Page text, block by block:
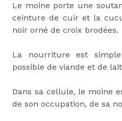
Le moine porte une
ceinture de cuir et la
noir orné de croix brodées.
La nourriture est
possible de viande et de
Dans sa cellule, le moine
de son occupation, de sa